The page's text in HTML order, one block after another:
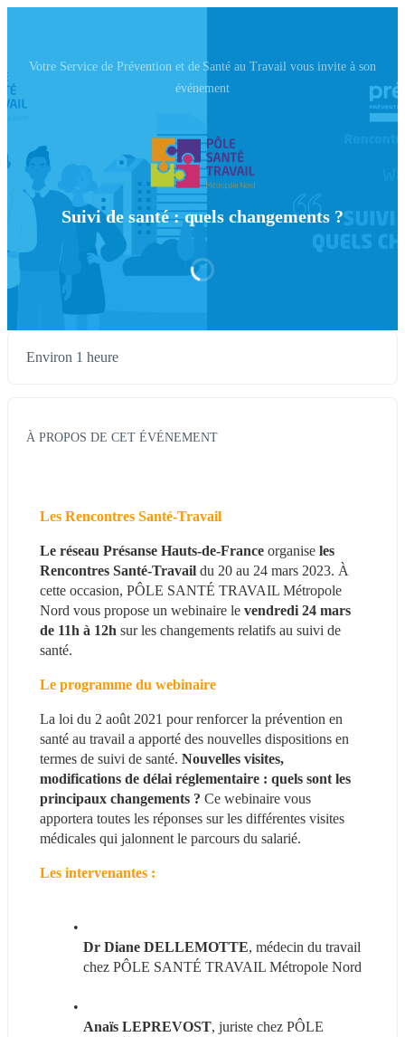
Votre Service de Prévention et de Santé au Travail vous invite à son
événement
Suivi de santé : quels changements ?
Environ 1 heure
À PROPOS DE CET ÉVÉNEMENT
Les Rencontres Santé-Travail
Le réseau Présanse Hauts-de-France organise les
Rencontres Santé-Travail du 20 au 24 mars 2023. À
cette occasion, PÔLE SANTÉ TRAVAIL Métropole
Nord vous propose un webinaire le vendredi 24 mars
de 11h à 12h sur les changements relatifs au suivi de
santé.
Le programme du webinaire
La loi du 2 août 2021 pour renforcer la prévention en
santé au travail a apporté des nouvelles dispositions en
termes de suivi de santé. Nouvelles visites,
modifications de délai réglementaire : quels sont les
principaux changements ? Ce webinaire vous
apportera toutes les réponses sur les différentes visites
médicales qui jalonnent le parcours du salarié.
Les intervenantes :
Dr Diane DELLEMOTTE, médecin du travail
chez PÔLE SANTÉ TRAVAIL Métropole Nord
Anaïs LEPREVOST, juriste chez PÔLE